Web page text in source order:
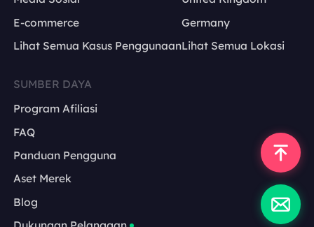
E-commerce
Lihat Semua Kasus Penggunaan
Germany
Lihat Semua Lokasi
SUMBER DAYA
Program Afiliasi
FAQ
Panduan Pengguna
Aset Merek
Blog